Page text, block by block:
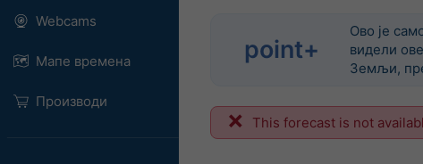
Webcams
Мапе времена
Производи
point+
Ово је
видели
Земљи,
This forecast is not